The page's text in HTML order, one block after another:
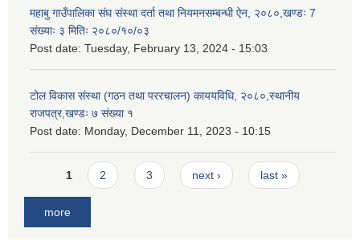
महाबु गाउँपालिका संघ संस्था दर्ता तथा नियमनसम्बन्धी ऐन, २०८०,खण्डः 7
संख्याः ३ मितिः २०८०/१०/०३
Post date: Tuesday, February 13, 2024 - 15:03
टोल विकास संस्था (गठन तथा पररचालन) काययविधि, २०८०,स्थानीय
राजपत्र,खण्डः ७ संख्या १
Post date: Monday, December 11, 2023 - 10:15
Pages
1 2 3 next › last »
more